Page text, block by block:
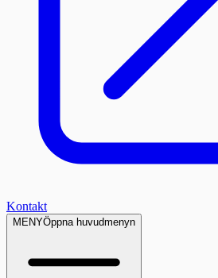
Kontakt
MENYÖppna huvudmenyn